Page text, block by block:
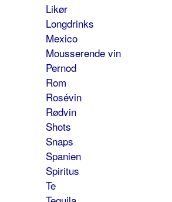
Likør
Longdrinks
Mexico
Mousserende vin
Pernod
Rom
Rosévin
Rødvin
Shots
Snaps
Spanien
Spiritus
Te